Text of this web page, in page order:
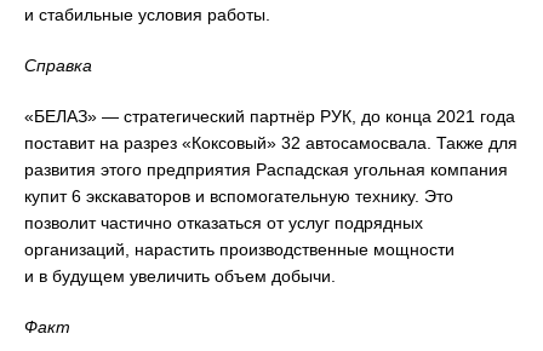
и стабильные условия работы.
Справка
«БЕЛАЗ» — стратегический партнёр РУК, до конца 2021 года
поставит на разрез «Коксовый» 32 автосамосвала. Также для
развития этого предприятия Распадская угольная компания
купит 6 экскаваторов и вспомогательную технику. Это
позволит частично отказаться от услуг подрядных
организаций, нарастить производственные мощности
и в будущем увеличить объем добычи.
Факт